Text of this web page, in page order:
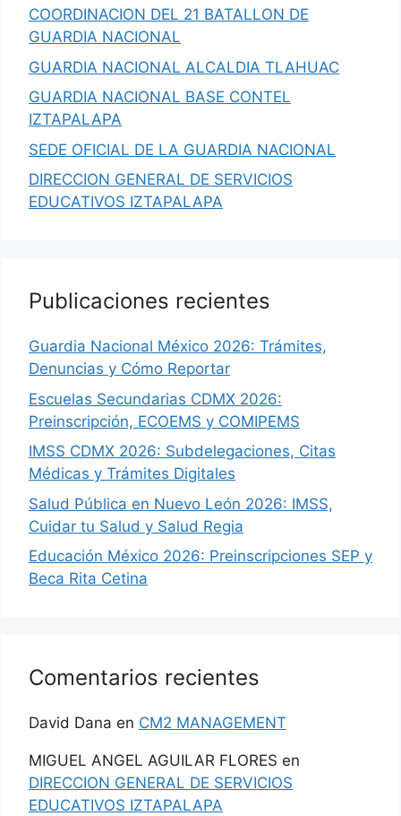
COORDINACION DEL 21 BATALLON DE
GUARDIA NACIONAL
GUARDIA NACIONAL ALCALDIA TLAHUAC
GUARDIA NACIONAL BASE CONTEL
IZTAPALAPA
SEDE OFICIAL DE LA GUARDIA NACIONAL
DIRECCION GENERAL DE SERVICIOS
EDUCATIVOS IZTAPALAPA
Publicaciones recientes
Guardia Nacional México 2026: Trámites,
Denuncias y Cómo Reportar
Escuelas Secundarias CDMX 2026:
Preinscripción, ECOEMS y COMIPEMS
IMSS CDMX 2026: Subdelegaciones, Citas
Médicas y Trámites Digitales
Salud Pública en Nuevo León 2026: IMSS,
Cuidar tu Salud y Salud Regia
Educación México 2026: Preinscripciones SEP y
Beca Rita Cetina
Comentarios recientes
David Dana en CM2 MANAGEMENT
MIGUEL ANGEL AGUILAR FLORES en
DIRECCION GENERAL DE SERVICIOS
EDUCATIVOS IZTAPALAPA